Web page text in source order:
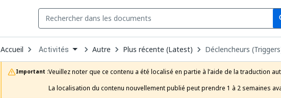
Accueil Open
Dropdown
to
choose
product
Activités Autre Plus récente (Latest) Déclencheurs
Important :Veuillez noter que ce contenu a été localisé en partie à l’aide de la traduction
La localisation du contenu nouvellement publié peut prendre 1 à 2 semaines